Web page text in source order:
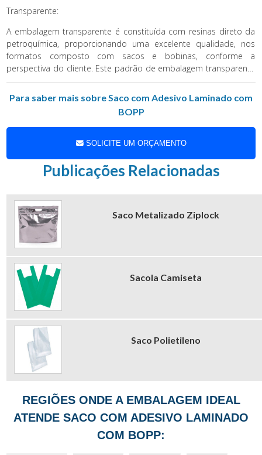
com os padrões.
Transparente:
A embalagem transparente é constituída com resinas direto da
petroquímica, proporcionando uma excelente qualidade, nos
formatos composto com sacos e bobinas, conforme a
perspectiva do cliente. Este padrão de embalagem transparente
pode ser criado com dois tipos de materiais sendo intacto ou
reciclável, além de poder ser natural ou pigmentado.
Para saber mais sobre Saco com Adesivo Laminado com
BOPP
SOLICITE UM ORÇAMENTO
Publicações Relacionadas
Saco Metalizado Ziplock
Sacola Camiseta
Saco Polietileno
REGIÕES ONDE A EMBALAGEM IDEAL
ATENDE SACO COM ADESIVO LAMINADO
COM BOPP: